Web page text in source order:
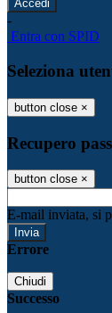
-
Entra con SPID
Seleziona
button close ×
Recupero
button close ×
E-mail inviata, si
Errore
Chiudi
Successo